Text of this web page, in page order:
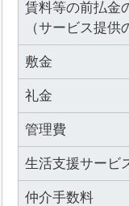
賃料等の前払金
（サービス提供
敷金
礼金
管理費
生活支援サービ
仲介手数料